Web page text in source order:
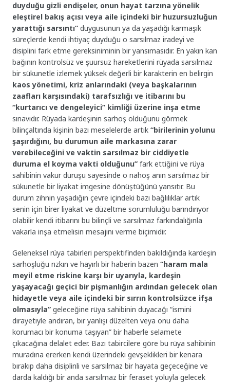
duyduğu gizli endişeler, onun hayat tarzına yönelik
eleştirel bakış açısı veya aile içindeki bir huzursuzluğun
yarattığı sarsıntı” duygusunun ya da yaşadığı karmaşık
süreçlerde kendi ihtiyaç duyduğu o sarsılmaz iradeyi ve
disiplini fark etme gereksiniminin bir yansımasıdır. En yakın kan
bağının kontrolsüz ve şuursuz hareketlerini rüyada sarsılmaz
bir sükunetle izlemek yüksek değerli bir karakterin en belirgin
kaos yönetimi, kriz anlarındaki (veya başkalarının
zaafları karşısındaki) tarafsızlığı ve itibarını bu
“kurtarıcı ve dengeleyici” kimliği üzerine inşa etme
sınavıdır. Rüyada kardeşinin sarhoş olduğunu görmek
bilinçaltında kişinin bazı meselelerde artık“birilerinin yolunu
şaşırdığını, bu durumun aile markasına zarar
verebileceğini ve vaktin sarsılmaz bir ciddiyetle
duruma el koyma vakti olduğunu” fark ettiğini ve rüya
sahibinin vakur duruşu sayesinde o nahoş anın sarsılmaz bir
sükunetle bir liyakat imgesine dönüştüğünü yansıtır. Bu
durum zihnin yaşadığın çevre içindeki bazı bağlılıklar artık
senin için birer liyakat ve düzeltme sorumluluğu barındırıyor
olabilir kendi itibarını bu bilinçli ve sarsılmaz farkındalığınla
vakarla inşa etmelisin mesajını verme biçimidir.
Geleneksel rüya tabirleri perspektifinden bakıldığında kardeşin
sarhoşluğu rızkın ve hayırlı bir haberin bazen“haram mala
meyil etme riskine karşı bir uyarıyla, kardeşin
yaşayacağı geçici bir pişmanlığın ardından gelecek olan
hidayetle veya aile içindeki bir sırrın kontrolsüzce ifşa
olmasıyla” geleceğine rüya sahibinin duyacağı “ismini
dirayetiyle andıran, bir yanlışı düzelten veya onu daha
korumacı bir konuma taşıyan” bir haberle selamete
çıkacağına delalet eder. Bazı tabircilere göre bu rüya sahibinin
muradına ererken kendi üzerindeki gevşeklikleri bir kenara
bırakıp daha disiplinli ve sarsılmaz bir hayata geçeceğine ve
darda kaldığı bir anda sarsılmaz bir feraset yoluyla gelecek